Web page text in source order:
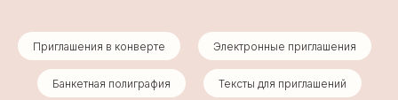
Приглашения в конверте Электронные приглашения
Банкетная полиграфия Тексты для приглашений